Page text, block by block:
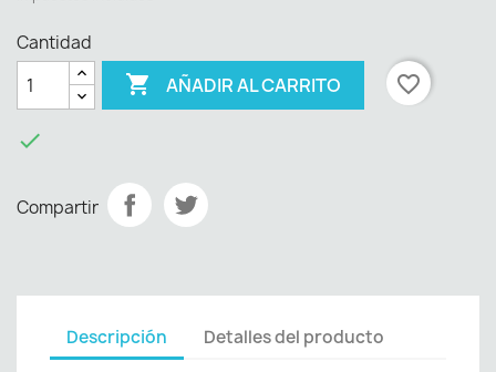
Cantidad
 AÑADIR AL CARRITO favorite_border

Compartir
Descripción Detalles del producto